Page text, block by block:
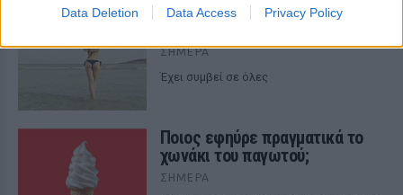
Data Deletion Data Access Privacy Policy
Πώς να αποφύγεις το σύγκαμα
ΣΉΜΕΡΑ
Έχει συμβεί σε όλες
Ποιος εφηύρε πραγματικά το
χωνάκι του παγωτού;
ΣΉΜΕΡΑ